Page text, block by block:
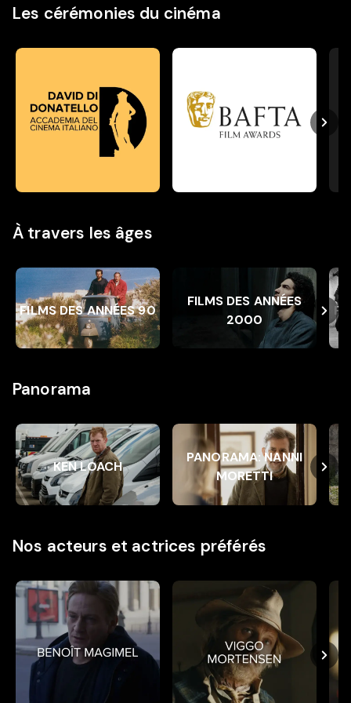
Les cérémonies du cinéma
À travers les âges
Films des années 90
FILMS DES ANNÉES 90
Films des années 2000
FILMS DES ANNÉES
2000
Panorama
Ken Loach
KEN LOACH
Panorama: Nanni Moretti
PANORAMA: NANNI
MORETTI
Nos acteurs et actrices préférés
Benoît Magimel Viggo Mortensen